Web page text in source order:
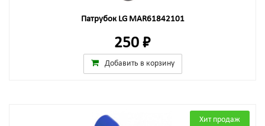
Патрубок LG MAR61842101
250 ₽
Добавить в корзину
Хит продаж